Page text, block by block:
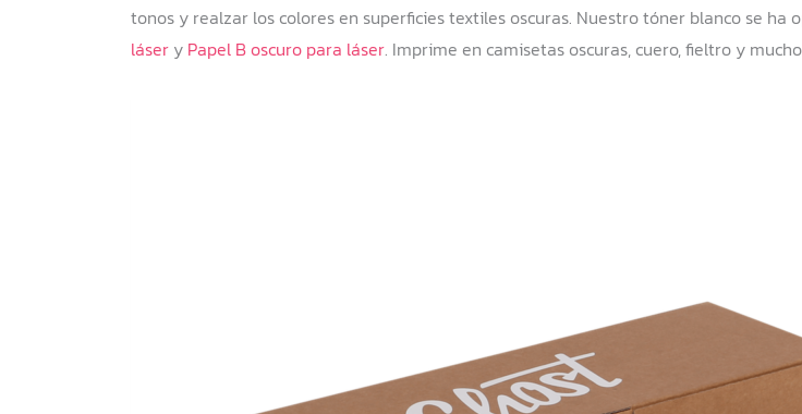
tonos y realzar los colores en superficies textiles oscuras. Nuestro tóner blanco se
láser y Papel B oscuro para láser. Imprime en camisetas oscuras, cuero, fieltro y